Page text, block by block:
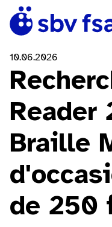
10.06.2026
Reader
Braille
de 250